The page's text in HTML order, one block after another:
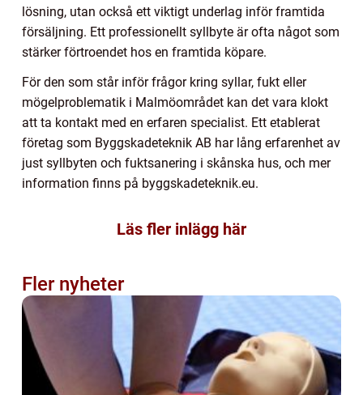
lösning, utan också ett viktigt underlag inför framtida
försäljning. Ett professionellt syllbyte är ofta något som
stärker förtroendet hos en framtida köpare.
För den som står inför frågor kring syllar, fukt eller
mögelproblematik i Malmöområdet kan det vara klokt
att ta kontakt med en erfaren specialist. Ett etablerat
företag som Byggskadeteknik AB har lång erfarenhet av
just syllbyten och fuktsanering i skånska hus, och mer
information finns på byggskadeteknik.eu.
Läs fler inlägg här
Fler nyheter